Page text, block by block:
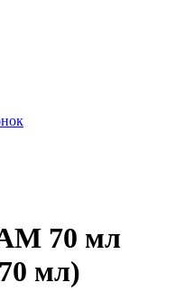
70 мл
мл)